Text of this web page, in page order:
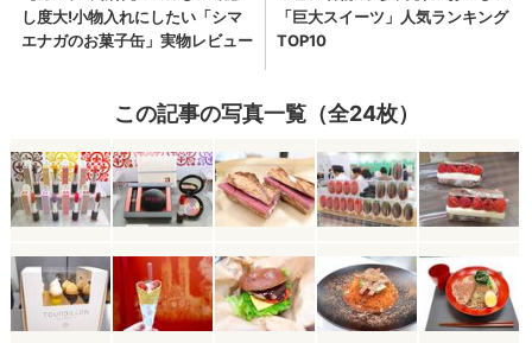
この記事の写真一覧（全24枚）